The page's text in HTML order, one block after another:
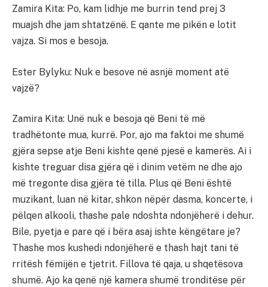
Zamira Kita: Po, kam lidhje me burrin tend prej 3
muajsh dhe jam shtatzënë. E qante me pikën e lotit
vajza. Si mos e besoja.
Ester Bylyku: Nuk e besove në asnjë moment atë
vajzë?
Zamira Kita: Unë nuk e besoja që Beni të më
tradhëtonte mua, kurrë. Por, ajo ma faktoi me shumë
gjëra sepse atje Beni kishte qenë pjesë e kamerës. Ai i
kishte treguar disa gjëra që i dinim vetëm ne dhe ajo
më tregonte disa gjëra të tilla. Plus që Beni është
muzikant, luan në kitar, shkon nëpër dasma, koncerte, i
pëlqen alkooli, thashe pale ndoshta ndonjëherë i dehur.
Bile, pyetja e pare që i bëra asaj ishte këngëtare je?
Thashe mos kushedi ndonjëherë e thash hajt tani të
rritësh fëmijën e tjetrit. Fillova të qaja, u shqetësova
shumë. Ajo ka qenë një kamera shumë tronditëse për